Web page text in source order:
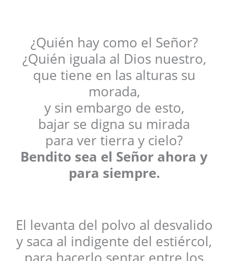
¿Quién hay como el Señor?
¿Quién iguala al Dios nuestro,
que tiene en las alturas su
morada,
y sin embargo de esto,
bajar se digna su mirada
para ver tierra y cielo?
Bendito sea el Señor ahora y
para siempre.
El levanta del polvo al desvalido
y saca al indigente del estiércol,
para hacerlo sentar entre los